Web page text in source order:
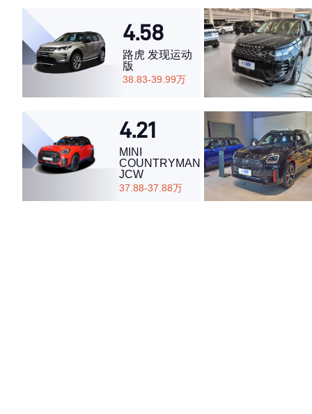
4.58
路虎 发现运动
版
38.83-39.99万
4.21
MINI
COUNTRYMAN
JCW
37.88-37.88万